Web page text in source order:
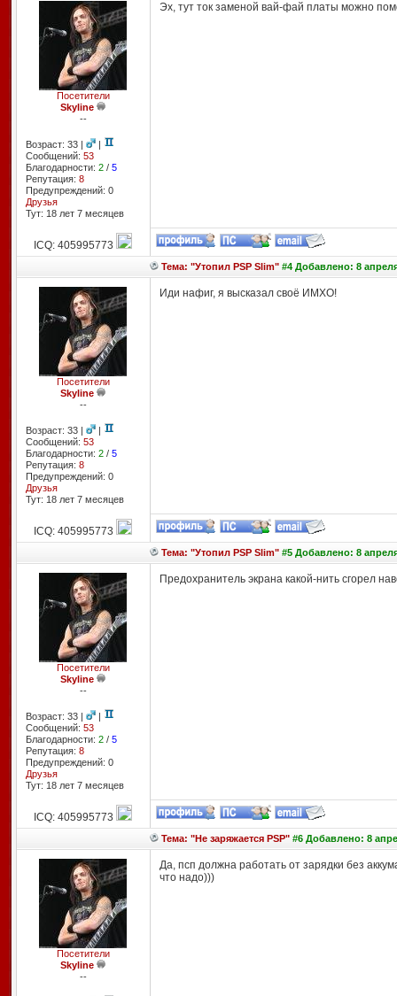
Посетители
Skyline
--
Возраст: 33 |
|
Сообщений: 53
Благодарности: 2/ 5
Репутация: 8
Предупреждений: 0
Друзья
Тут: 18 лет 7 месяцев
Эх, тут ток заменой вай-фай платы можно
ICQ: 405995773
Тема: "Утопил PSP Slim"#4 Добавлено: 8
Посетители
Skyline
--
Возраст: 33 |
|
Сообщений: 53
Благодарности: 2/ 5
Репутация: 8
Предупреждений: 0
Друзья
Тут: 18 лет 7 месяцев
Иди нафиг, я высказал своё ИМХО!
ICQ: 405995773
Тема: "Утопил PSP Slim"#5 Добавлено: 8
Посетители
Skyline
--
Возраст: 33 |
|
Сообщений: 53
Благодарности: 2/ 5
Репутация: 8
Предупреждений: 0
Друзья
Тут: 18 лет 7 месяцев
Предохранитель экрана какой-нить сгорел
ICQ: 405995773
Тема: "Не заряжается PSP"#6 Добавлено: 8
Посетители
Skyline
--
Да, псп должна работать от зарядки без
что надо)))